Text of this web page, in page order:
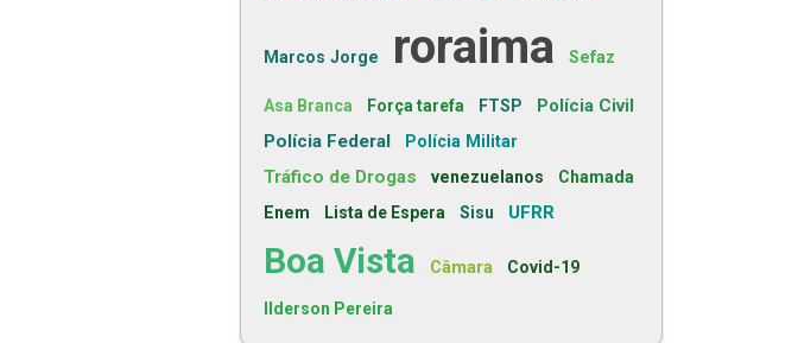
Marcos Jorge roraima Sefaz
Asa Branca Força tarefa FTSP
Polícia Civil
Polícia Federal
Polícia Militar
Tráfico de Drogas venezuelanos
Chamada
Enem
Lista de Espera Sisu UFRR
Boa Vista Câmara Covid-19
Ilderson Pereira